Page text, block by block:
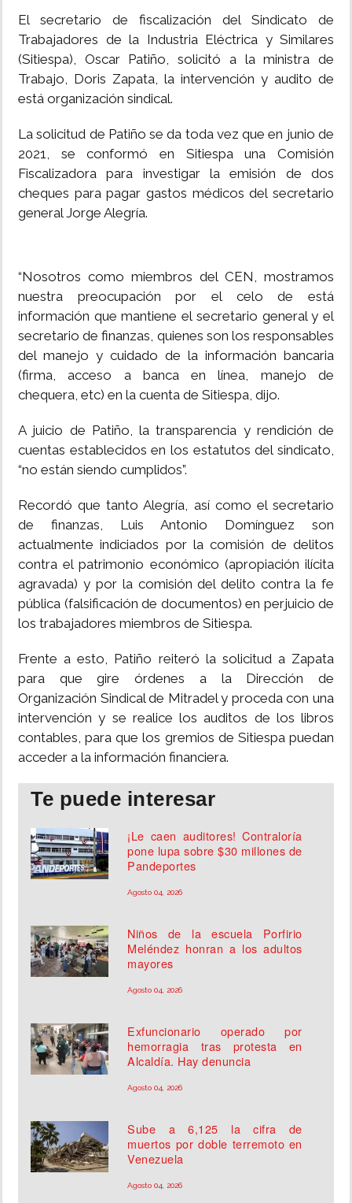
El secretario de fiscalización del Sindicato de
Trabajadores de la Industria Eléctrica y Similares
(Sitiespa), Oscar Patiño, solicitó a la ministra de
Trabajo, Doris Zapata, la intervención y audito de
está organización sindical.
La solicitud de Patiño se da toda vez que en junio de
2021, se conformó en Sitiespa una Comisión
Fiscalizadora para investigar la emisión de dos
cheques para pagar gastos médicos del secretario
general Jorge Alegría.
“Nosotros como miembros del CEN, mostramos
nuestra preocupación por el celo de está
información que mantiene el secretario general y el
secretario de finanzas, quienes son los responsables
del manejo y cuidado de la información bancaria
(firma, acceso a banca en línea, manejo de
chequera, etc) en la cuenta de Sitiespa, dijo.
A juicio de Patiño, la transparencia y rendición de
cuentas establecidos en los estatutos del sindicato,
“no están siendo cumplidos”.
Recordó que tanto Alegría, así como el secretario
de finanzas, Luis Antonio Domínguez son
actualmente indiciados por la comisión de delitos
contra el patrimonio económico (apropiación ilícita
agravada) y por la comisión del delito contra la fe
pública (falsificación de documentos) en perjuicio de
los trabajadores miembros de Sitiespa.
Frente a esto, Patiño reiteró la solicitud a Zapata
para que gire órdenes a la Dirección de
Organización Sindical de Mitradel y proceda con una
intervención y se realice los auditos de los libros
contables, para que los gremios de Sitiespa puedan
acceder a la información financiera.
Te puede interesar
¡Le caen auditores! Contraloría
pone lupa sobre $30 millones de
Pandeportes
Agosto 04, 2026
Niños de la escuela Porfirio
Meléndez honran a los adultos
mayores
Agosto 04, 2026
Exfuncionario operado por
hemorragia tras protesta en
Alcaldía. Hay denuncia
Agosto 04, 2026
Sube a 6,125 la cifra de
muertos por doble terremoto en
Venezuela
Agosto 04, 2026